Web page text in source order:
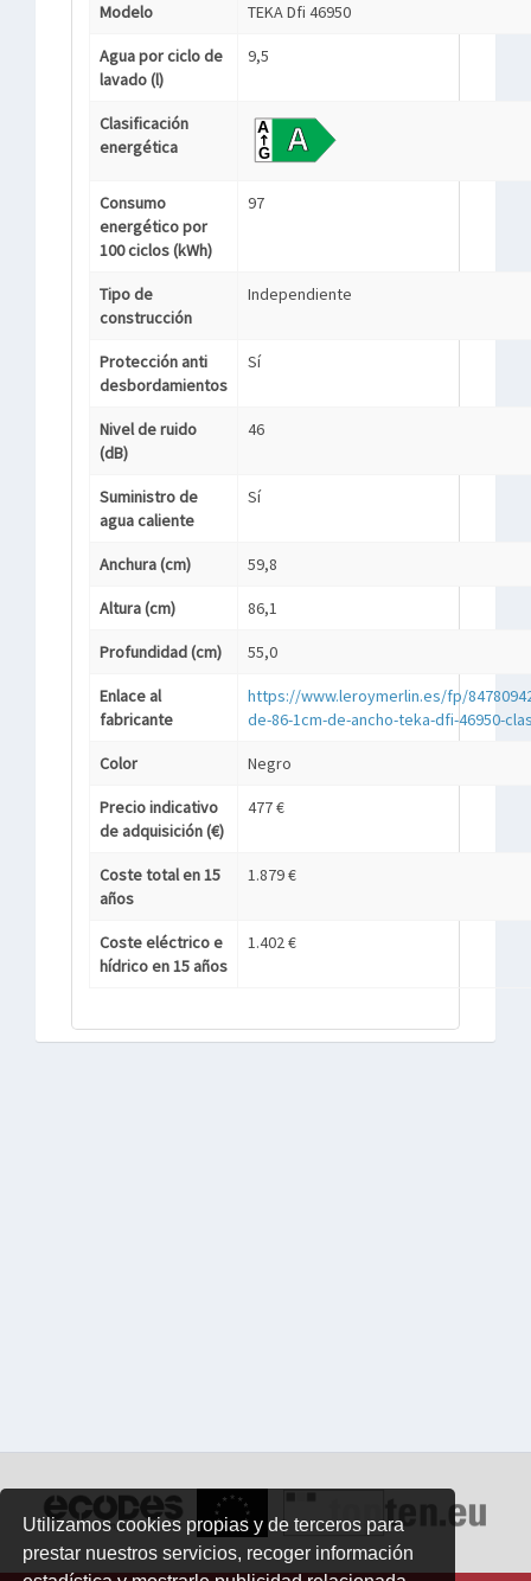
Utilizamos cookies propias y de terceros para
prestar nuestros servicios, recoger información
Modelo TEKA Dfi 46950
Agua por ciclo de
lavado (l)
9,5
Clasificación
energética
Consumo
energético por
100 ciclos (kWh)
97
Tipo de
construcción
Independiente
Protección anti
desbordamientos
Sí
Nivel de ruido
(dB)
46
Suministro de
agua caliente
Sí
Anchura (cm) 59,8
Altura (cm) 86,1
Profundidad (cm) 55,0
Enlace al
fabricante
https://www.leroymerlin.es/fp/
de-86-1cm-de-ancho-teka-dfi-46950-
Color Negro
Precio indicativo
de adquisición (€)
477 €
Coste total en 15
años
1.879 €
Coste eléctrico e
hídrico en 15 años
1.402 €